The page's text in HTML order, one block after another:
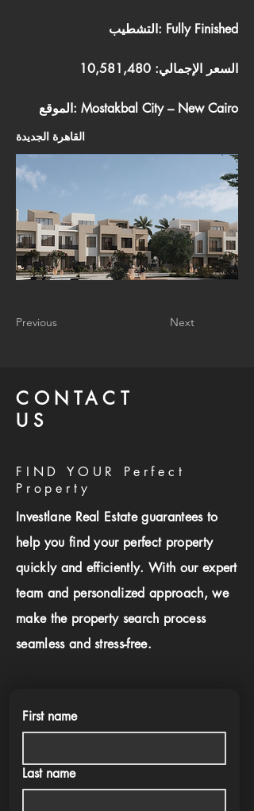
التشطيب: Fully Finished
السعر الإجمالي: 10,581,480
الموقع: Mostakbal City – New Cairo
القاهرة الجديدة
Previous Next
CONTACT
US
FIND YOUR Perfect
Property
Investlane Real Estate guarantees to
help you find your perfect property
quickly and efficiently. With our expert
team and personalized approach, we
make the property search process
seamless and stress-free.
First name
Last name